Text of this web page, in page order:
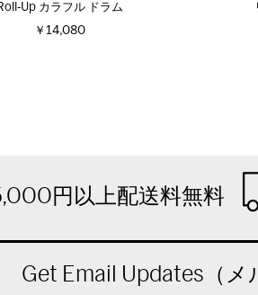
カラフル ドラム
￥14,080
円以上配送料無料
Get Email Updates（メ